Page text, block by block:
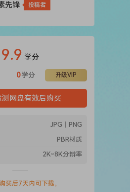
先锋 投稿者
9.9 学分
升级VIP
0学分
测网盘有效后购买
JPG丨PNG
PBR材质
2K~8K分辨率
买后7天内可下载。